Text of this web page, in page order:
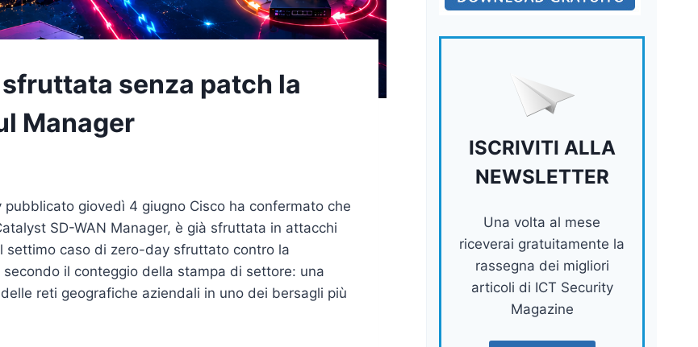
senza patch la
Manager
giovedì 4 giugno Cisco ha confermato che
SD-WAN Manager, è già sfruttata in attacchi
settimo caso di zero-day sfruttato contro la
il conteggio della stampa di settore: una
reti geografiche aziendali in uno dei bersagli più
ISCRIVITI ALLA
NEWSLETTER
Una volta al mese
riceverai gratuitamente la
rassegna dei migliori
articoli di ICT Security
Magazine